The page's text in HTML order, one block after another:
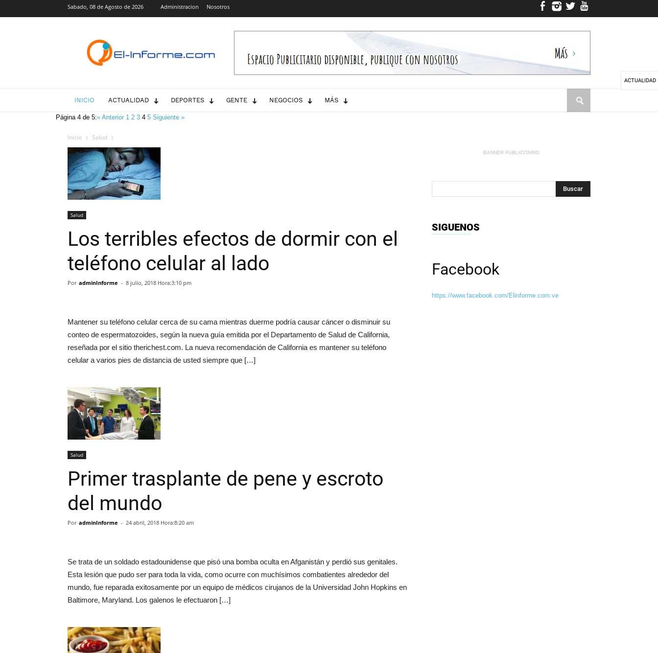
Sabado, 08 de Agosto de 2026 Administracion Nosotros
Informe.com
INICIO ACTUALIDAD DEPORTES GENTE NEGOCIOS MÁS
Página 4 de 5:« Anterior 1234 5Siguiente »
Inicio Salud
Salud
Los terribles efectos de dormir con el
teléfono celular al lado
Por adminInforme - 8 julio, 2018 Hora:3:10 pm
Mantener su teléfono celular cerca de su cama mientras duerme podría causar cáncer o disminuir su
conteo de espermatozoides, según la nueva guía emitida por el Departamento de Salud de California,
reseñada por el sitio therichest.com. La nueva recomendación de California es mantener su teléfono
celular a varios pies de distancia de usted siempre que […]
Salud
Primer trasplante de pene y escroto
del mundo
Por adminInforme - 24 abril, 2018 Hora:8:20 am
Se trata de un soldado estadounidense que pisó una bomba oculta en Afganistán y perdió sus genitales.
Esta lesión que pudo ser para toda la vida, como ocurre con muchísimos combatientes alrededor del
mundo, fue reparada exitosamente por un equipo de médicos cirujanos de la Universidad John Hopkins en
Baltimore, Maryland. Los galenos le efectuaron […]
BANNER PUBLICITARIO
SIGUENOS
Facebook
https://www.facebook.com/Elinforme.com.ve
ACTUALIDAD